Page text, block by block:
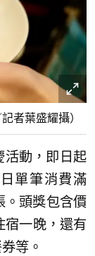
者葉盛耀攝）
活動，即日起
單筆消費滿
。頭獎包含價
宿一晚，還有
等。